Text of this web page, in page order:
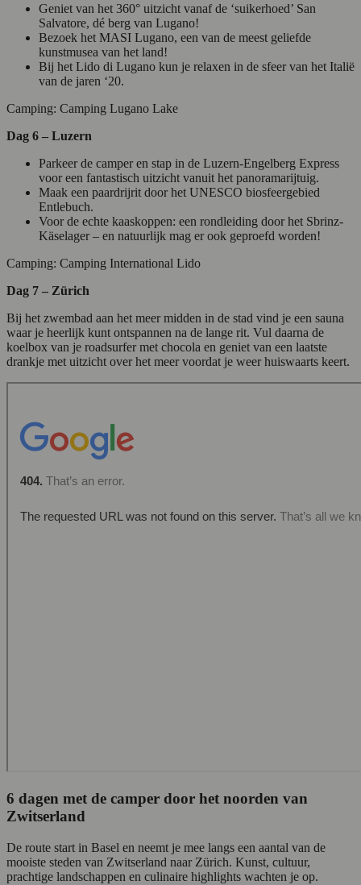
Geniet van het 360° uitzicht vanaf de ‘suikerhoed’ San
Salvatore, dé berg van Lugano!
Bezoek het MASI Lugano, een van de meest geliefde
kunstmusea van het land!
Bij het Lido di Lugano kun je relaxen in de sfeer van het Italië
van de jaren ‘20.
Camping: Camping Lugano Lake
Dag 6 – Luzern
Parkeer de camper en stap in de Luzern-Engelberg Express
voor een fantastisch uitzicht vanuit het panoramarijtuig.
Maak een paardrijrit door het UNESCO biosfeergebied
Entlebuch.
Voor de echte kaaskoppen: een rondleiding door het Sbrinz-
Käselager – en natuurlijk mag er ook geproefd worden!
Camping: Camping International Lido
Dag 7 – Zürich
Bij het zwembad aan het meer midden in de stad vind je een sauna
waar je heerlijk kunt ontspannen na de lange rit. Vul daarna de
koelbox van je roadsurfer met chocola en geniet van een laatste
drankje met uitzicht over het meer voordat je weer huiswaarts keert.
6 dagen met de camper door het noorden van
Zwitserland
De route start in Basel en neemt je mee langs een aantal van de
mooiste steden van Zwitserland naar Zürich. Kunst, cultuur,
prachtige landschappen en culinaire highlights wachten je op.